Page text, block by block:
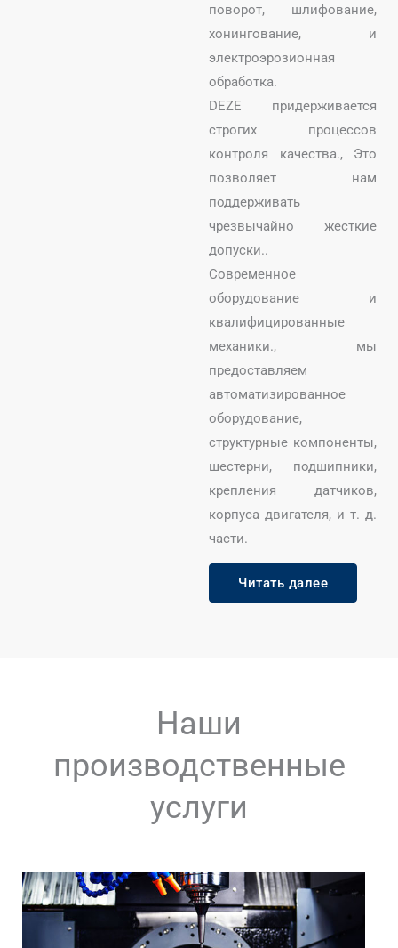
поворот, шлифование,
хонингование, и
электроэрозионная
обработка.
DEZE придерживается
строгих процессов
контроля качества., Это
позволяет нам
поддерживать
чрезвычайно жесткие
допуски..
Современное
оборудование и
квалифицированные
механики., мы
предоставляем
автоматизированное
оборудование,
структурные компоненты,
шестерни, подшипники,
крепления датчиков,
корпуса двигателя, и т. д.
части.
Читать далее
Наши
производственные
услуги